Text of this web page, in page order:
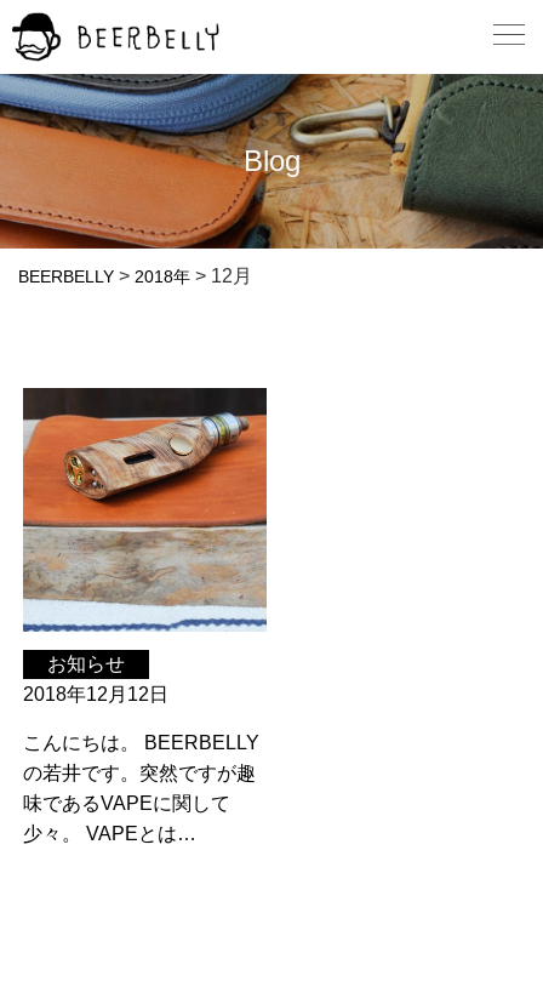
Blog
BEERBELLY > 2018年 > 12月
お知らせ
2018年12月12日
こんにちは。 BEERBELLY
の若井です。突然ですが趣
味であるVAPEに関して
少々。 VAPEとは…